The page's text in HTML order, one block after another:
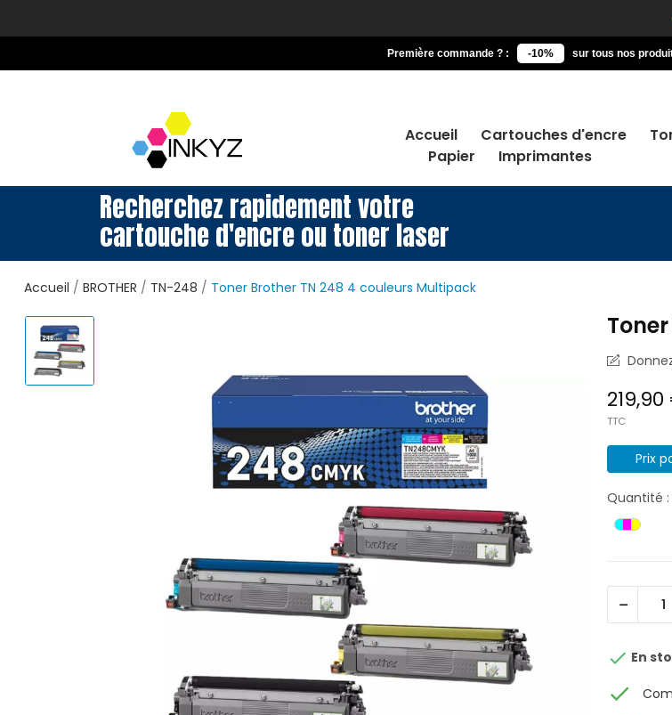
Première commande ? : -10% sur tous nos
Accueil Cartouches d'encre
Papier
Imprimantes
Recherchez rapidement votre
cartouche d'encre ou toner laser
Accueil BROTHER TN-248 Toner Brother TN 248 4 couleurs Multipack
TTC
Prix
Quantité
 En
check